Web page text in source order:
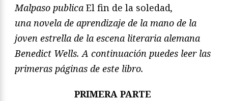
Malpaso publica El fin de la soledad,
una novela de aprendizaje de la mano de la
joven estrella de la escena literaria alemana
Benedict Wells. A continuación puedes leer las
primeras páginas de este libro.
PRIMERA PARTE